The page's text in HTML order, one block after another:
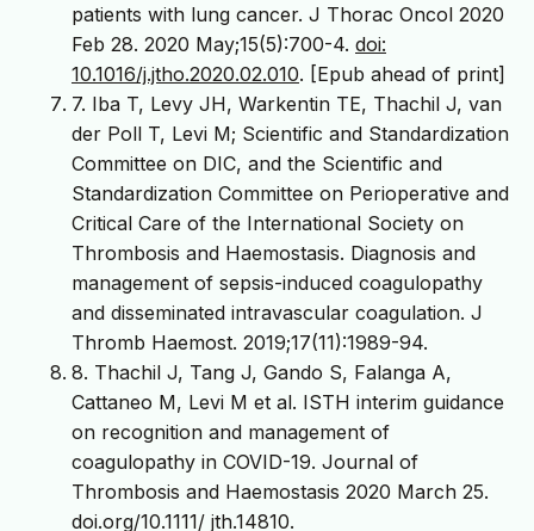
patients with lung cancer. J Thorac Oncol 2020
Feb 28. 2020 May;15(5):700-4. doi:
10.1016/j.jtho.2020.02.010. [Epub ahead of print]
7. Iba T, Levy JH, Warkentin TE, Thachil J, van
der Poll T, Levi M; Scientific and Standardization
Committee on DIC, and the Scientific and
Standardization Committee on Perioperative and
Critical Care of the International Society on
Thrombosis and Haemostasis. Diagnosis and
management of sepsis-induced coagulopathy
and disseminated intravascular coagulation. J
Thromb Haemost. 2019;17(11):1989-94.
8. Thachil J, Tang J, Gando S, Falanga A,
Cattaneo M, Levi M et al. ISTH interim guidance
on recognition and management of
coagulopathy in COVID-19. Journal of
Thrombosis and Haemostasis 2020 March 25.
doi.org/10.1111/ jth.14810.